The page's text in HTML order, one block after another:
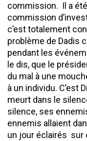
commission. Il a
commission
c’est totalement
problème de Dadis
pendant les
le dis, que le
du mal à une
à un individu. C’est
meurt dans le
silence, ses
ennemis allaient
un jour éclairés sur